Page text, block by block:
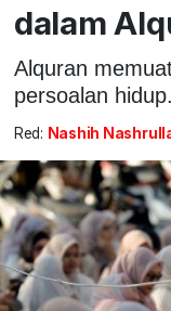
dalam
Alquran
persoalan hidup.
Red: Nashih